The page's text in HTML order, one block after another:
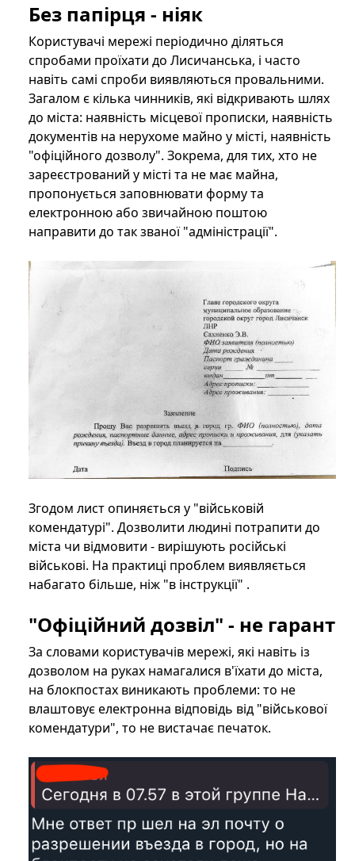
Без папірця - ніяк
Користувачі мережі періодично діляться
спробами проїхати до Лисичанська, і часто
навіть самі спроби виявляються провальними.
Загалом є кілька чинників, які відкривають шлях
до міста: наявність місцевої прописки, наявність
документів на нерухоме майно у місті, наявність
"офіційного дозволу". Зокрема, для тих, хто не
зареєстрований у місті та не має майна,
пропонується заповнювати форму та
електронною або звичайною поштою
направити до так званої "адміністрації".
Згодом лист опиняється у "військовій
комендатурі". Дозволити людині потрапити до
міста чи відмовити - вирішують російські
військові. На практиці проблем виявляється
набагато більше, ніж "в інструкції" .
"Офіційний дозвіл" - не гарант
За словами користувачів мережі, які навіть із
дозволом на руках намагалися в'їхати до міста,
на блокпостах виникають проблеми: то не
влаштовує електронна відповідь від "військової
комендатури", то не вистачає печаток.